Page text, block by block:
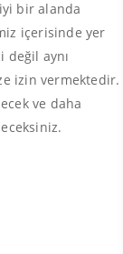
bir alanda
içerisinde yer
değil aynı
izin vermektedir.
ve daha